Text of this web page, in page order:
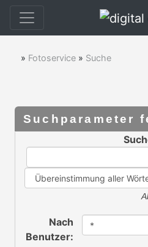
» Fotoservice » Suche
Suchparameter
Nach
Benutzer: